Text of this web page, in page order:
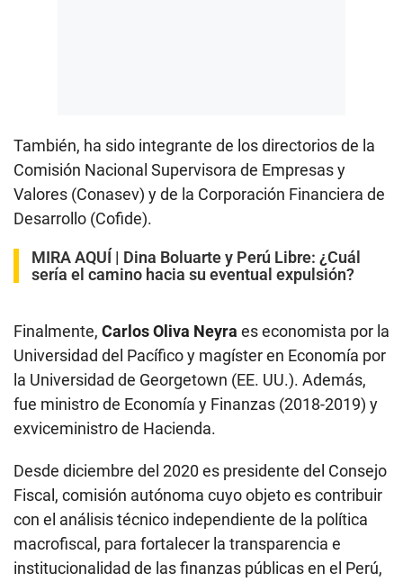
También, ha sido integrante de los directorios de la
Comisión Nacional Supervisora de Empresas y
Valores (Conasev) y de la Corporación Financiera de
Desarrollo (Cofide).
MIRA AQUÍ | Dina Boluarte y Perú Libre: ¿Cuál
sería el camino hacia su eventual expulsión?
Finalmente, Carlos Oliva Neyra es economista por la
Universidad del Pacífico y magíster en Economía por
la Universidad de Georgetown (EE. UU.). Además,
fue ministro de Economía y Finanzas (2018-2019) y
exviceministro de Hacienda.
Desde diciembre del 2020 es presidente del Consejo
Fiscal, comisión autónoma cuyo objeto es contribuir
con el análisis técnico independiente de la política
macrofiscal, para fortalecer la transparencia e
institucionalidad de las finanzas públicas en el Perú,